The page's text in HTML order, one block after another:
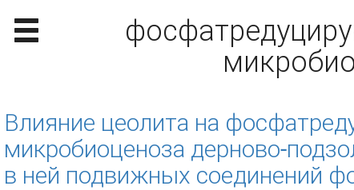
Влияние цеолита на
микробиоценоза дерново-
в ней подвижных соединений